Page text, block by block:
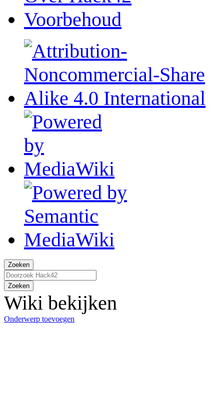
Voorbehoud
Zoeken
Zoeken
Wiki bekijken
Onderwerp toevoegen